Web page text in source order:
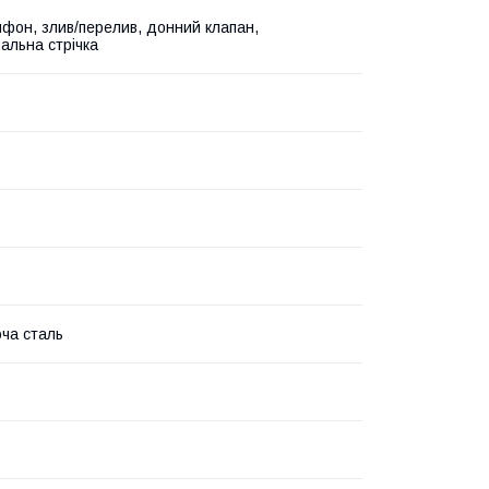
злив/перелив, донний клапан,
стрічка
сталь